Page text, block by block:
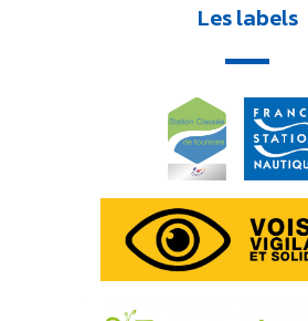
Les labels